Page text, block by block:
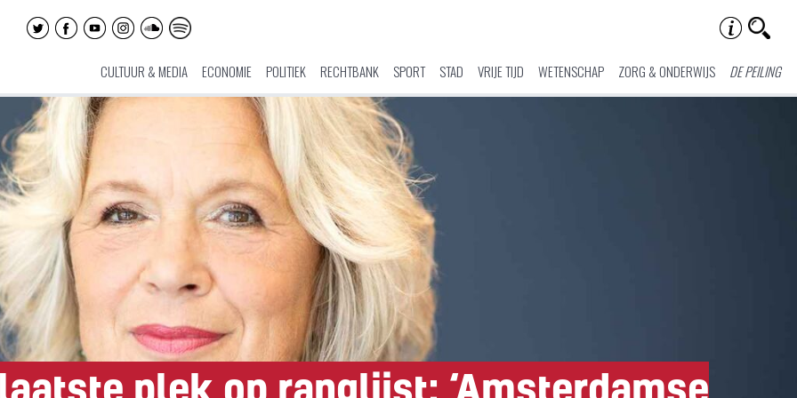
CULTUUR & MEDIA ECONOMIE POLITIEK RECHTBANK SPORT STAD VRIJE TIJD WETENSCHAP ZORG & ONDERWIJS DE PEILING
plek op ranglijst: ‘Amsterdamse